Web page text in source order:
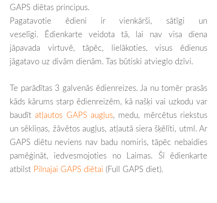
GAPS diētas principus.
Pagatavotie ēdieni ir vienkārši, sātīgi un
veselīgi. Ēdienkarte veidota tā, lai nav visa diena
jāpavada virtuvē, tāpēc, lielākoties, visus ēdienus
jāgatavo uz divām dienām. Tas būtiski atvieglo dzīvi.
Te parādītas 3 galvenās ēdienreizes. Ja nu tomēr prasās
kāds kārums starp ēdienreizēm, kā našķi vai uzkodu var
baudītatļautos GAPS augļus, medu, mērcētus riekstus
un sēkliņas, žāvētos augļus, atļautā siera šķēlīti, utml. Ar
GAPS diētu neviens nav badu nomiris, tāpēc nebaidies
pamēģināt, iedvesmojoties no Laimas. Šī ēdienkarte
atbilst Pilnajai GAPS diētai (Full GAPS diet).